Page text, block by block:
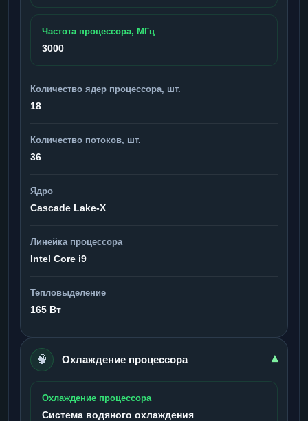
Частота процессора, МГц
3000
Количество ядер процессора, шт.
18
Количество потоков, шт.
36
Ядро
Cascade Lake-X
Линейка процессора
Intel Core i9
Тепловыделение
165 Вт
🧠 Охлаждение процессора ▾
Охлаждение процессора
Система водяного охлаждения